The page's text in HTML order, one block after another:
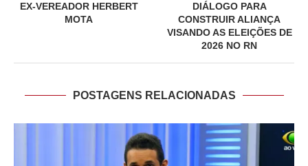
EX-VEREADOR HERBERT
MOTA
DIÁLOGO PARA
CONSTRUIR ALIANÇA
VISANDO AS ELEIÇÕES DE
2026 NO RN
POSTAGENS RELACIONADAS